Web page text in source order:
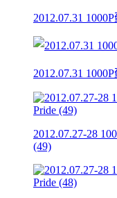
2012.07.31
2012.07.31
2012.07.27-28
(49)